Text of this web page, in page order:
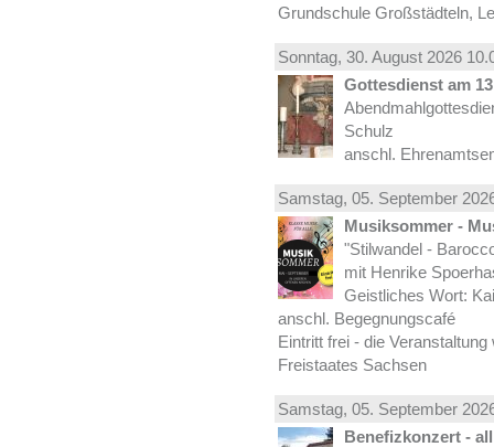
Grundschule Großstädteln,
Sonntag, 30. August 2026
Gottesdienst am
Schulz
anschl.
Samstag, 05. September
Musiksommer -
"Stilwandel -
mit Henrike
Geistliches Wort:
anschl. Begegnungscafé
Eintritt frei - die
Freistaates Sachsen
Samstag, 05. September
Benefizkonzert -